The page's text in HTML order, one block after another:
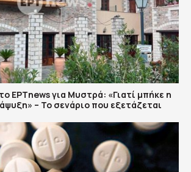
ΕΡΤnews για Μυστρά: «Γιατί μπήκε η
– Το σενάριο που εξετάζεται